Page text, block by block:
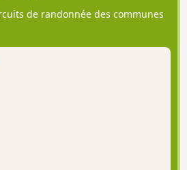
de randonnée des communes